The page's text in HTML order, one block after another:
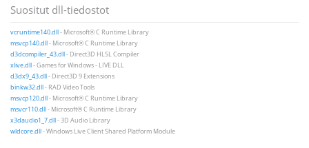
Suositut dll-tiedostot
vcruntime140.dll- Microsoft® C Runtime Library
msvcp140.dll- Microsoft® C Runtime Library
d3dcompiler_43.dll- Direct3D HLSL Compiler
xlive.dll- Games for Windows - LIVE DLL
d3dx9_43.dll- Direct3D 9 Extensions
binkw32.dll- RAD Video Tools
msvcp120.dll- Microsoft® C Runtime Library
msvcr110.dll- Microsoft® C Runtime Library
x3daudio1_7.dll- 3D Audio Library
wldcore.dll- Windows Live Client Shared Platform Module